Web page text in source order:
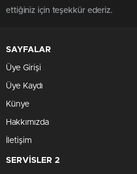
ettiğiniz için teşekkür ederiz.
SAYFALAR
Üye Girişi
Üye Kaydı
Künye
Hakkımızda
İletişim
SERVİSLER 2